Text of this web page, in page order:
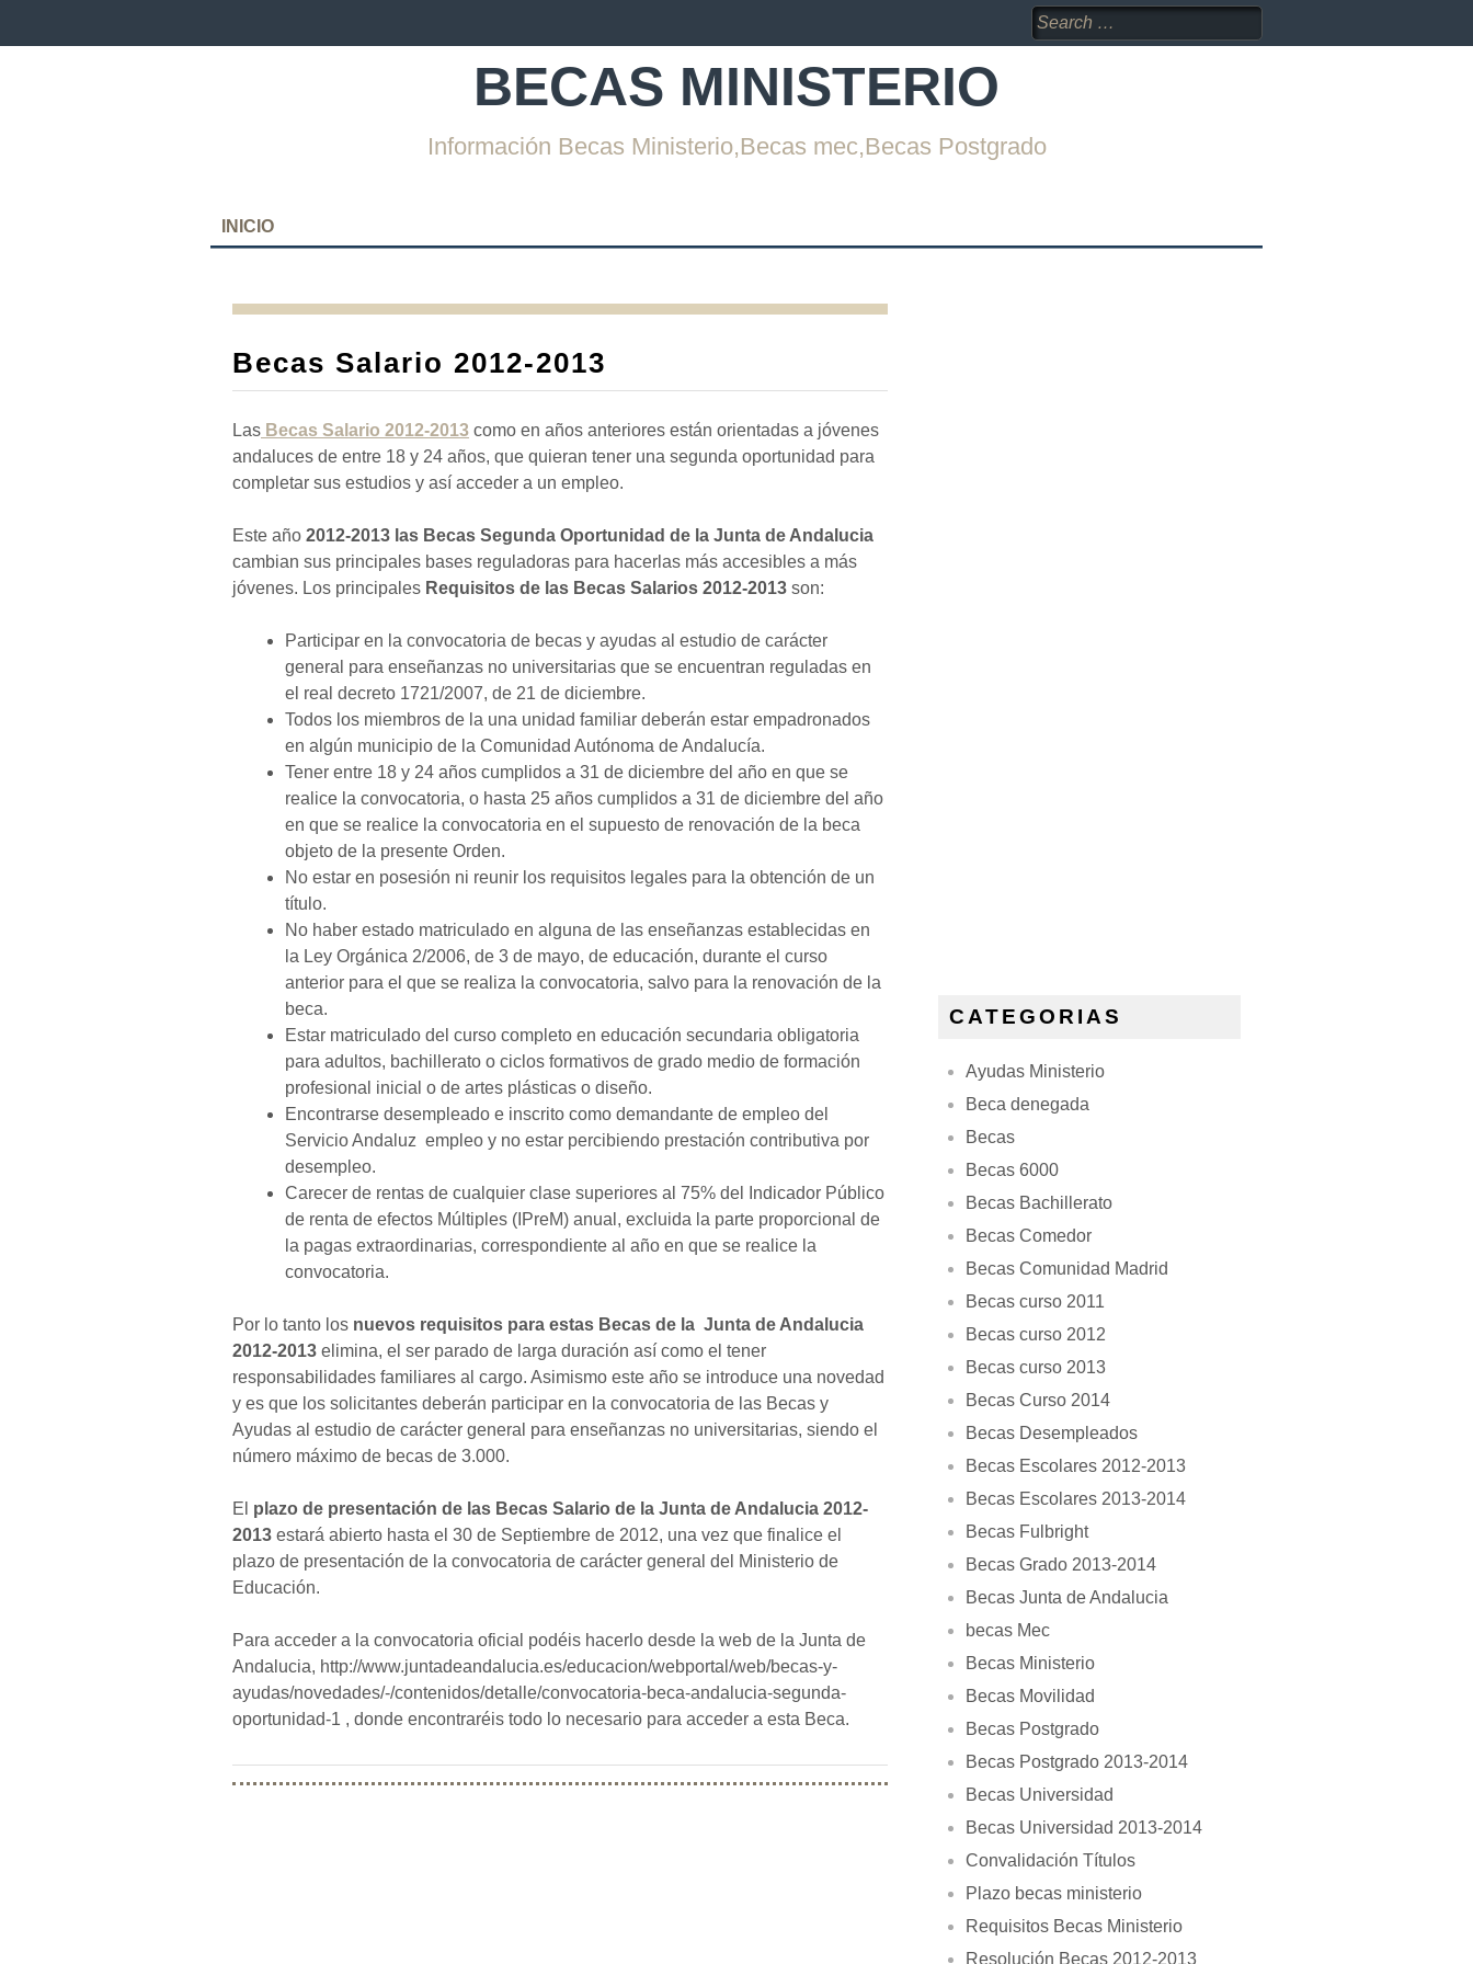
Search
for:
BECAS MINISTERIO
Información Becas Ministerio,Becas mec,Becas Postgrado
SKIP
TO
INICIO
Becas Salario 2012-2013
Las Becas Salario 2012-2013 como en años anteriores están orientadas a jóvenes
andaluces de entre 18 y 24 años, que quieran tener una segunda oportunidad para
completar sus estudios y así acceder a un empleo.
Este año 2012-2013 las Becas Segunda Oportunidad de la Junta de Andalucia
cambian sus principales bases reguladoras para hacerlas más accesibles a más
jóvenes. Los principales Requisitos de las Becas Salarios 2012-2013 son:
Participar en la convocatoria de becas y ayudas al estudio de carácter
general para enseñanzas no universitarias que se encuentran reguladas en
el real decreto 1721/2007, de 21 de diciembre.
Todos los miembros de la una unidad familiar deberán estar empadronados
en algún municipio de la Comunidad Autónoma de Andalucía.
Tener entre 18 y 24 años cumplidos a 31 de diciembre del año en que se
realice la convocatoria, o hasta 25 años cumplidos a 31 de diciembre del año
en que se realice la convocatoria en el supuesto de renovación de la beca
objeto de la presente Orden.
No estar en posesión ni reunir los requisitos legales para la obtención de un
título.
No haber estado matriculado en alguna de las enseñanzas establecidas en
la Ley Orgánica 2/2006, de 3 de mayo, de educación, durante el curso
anterior para el que se realiza la convocatoria, salvo para la renovación de la
beca.
Estar matriculado del curso completo en educación secundaria obligatoria
para adultos, bachillerato o ciclos formativos de grado medio de formación
profesional inicial o de artes plásticas o diseño.
Encontrarse desempleado e inscrito como demandante de empleo del
Servicio Andaluz empleo y no estar percibiendo prestación contributiva por
desempleo.
Carecer de rentas de cualquier clase superiores al 75% del Indicador Público
de renta de efectos Múltiples (IPreM) anual, excluida la parte proporcional de
la pagas extraordinarias, correspondiente al año en que se realice la
convocatoria.
Por lo tanto los nuevos requisitos para estas Becas de la Junta de Andalucia
2012-2013 elimina, el ser parado de larga duración así como el tener
responsabilidades familiares al cargo. Asimismo este año se introduce una novedad
y es que los solicitantes deberán participar en la convocatoria de las Becas y
Ayudas al estudio de carácter general para enseñanzas no universitarias, siendo el
número máximo de becas de 3.000.
El plazo de presentación de las Becas Salario de la Junta de Andalucia 2012-
2013 estará abierto hasta el 30 de Septiembre de 2012, una vez que finalice el
plazo de presentación de la convocatoria de carácter general del Ministerio de
Educación.
Para acceder a la convocatoria oficial podéis hacerlo desde la web de la Junta de
Andalucia, http://www.juntadeandalucia.es/educacion/webportal/web/becas-y-
ayudas/novedades/-/contenidos/detalle/convocatoria-beca-andalucia-segunda-
oportunidad-1 , donde encontraréis todo lo necesario para acceder a esta Beca.
CATEGORIAS
Ayudas Ministerio
Beca denegada
Becas
Becas 6000
Becas Bachillerato
Becas Comedor
Becas Comunidad Madrid
Becas curso 2011
Becas curso 2012
Becas curso 2013
Becas Curso 2014
Becas Desempleados
Becas Escolares 2012-2013
Becas Escolares 2013-2014
Becas Fulbright
Becas Grado 2013-2014
Becas Junta de Andalucia
becas Mec
Becas Ministerio
Becas Movilidad
Becas Postgrado
Becas Postgrado 2013-2014
Becas Universidad
Becas Universidad 2013-2014
Convalidación Títulos
Plazo becas ministerio
Requisitos Becas Ministerio
Resolución Becas 2012-2013